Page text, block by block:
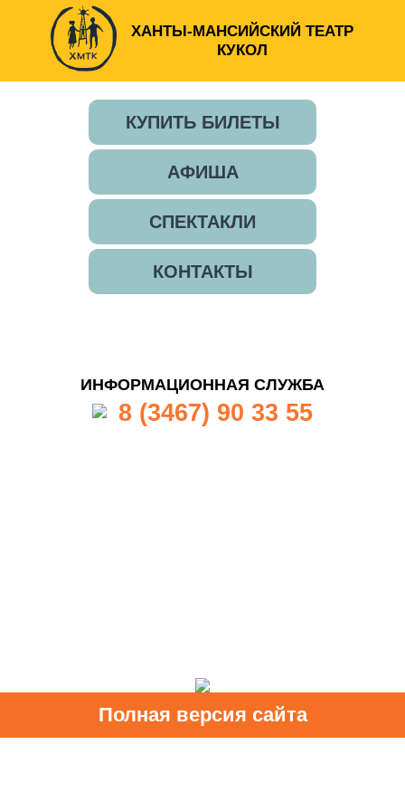
ХАНТЫ-МАНСИЙСКИЙ ТЕАТР
КУКОЛ
КУПИТЬ БИЛЕТЫ
АФИША
СПЕКТАКЛИ
КОНТАКТЫ
ИНФОРМАЦИОННАЯ СЛУЖБА
8 (3467) 90 33 55
Полная версия сайта